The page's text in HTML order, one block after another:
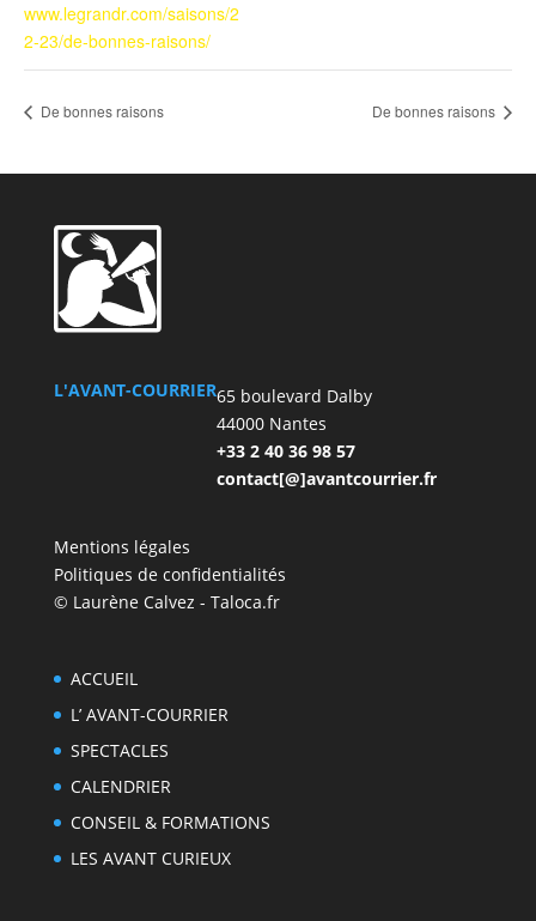
www.legrandr.com/saisons/2
2-23/de-bonnes-raisons/
De bonnes raisons De bonnes raisons
L'AVANT-COURRIER65 boulevard Dalby
44000 Nantes
+33 2 40 36 98 57
contact[@]avantcourrier.fr
Mentions légales
Politiques de confidentialités
© Laurène Calvez - Taloca.fr
ACCUEIL
L’ AVANT-COURRIER
SPECTACLES
CALENDRIER
CONSEIL & FORMATIONS
LES AVANT CURIEUX